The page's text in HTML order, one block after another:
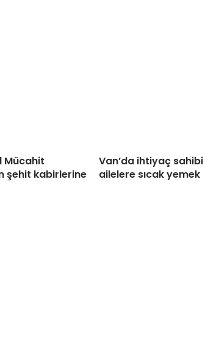
Mücahit
şehit kabirlerine
Van’da ihtiyaç sahibi
ailelere sıcak yemek